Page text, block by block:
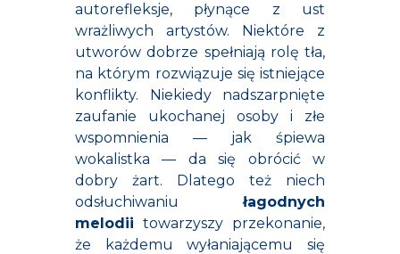
autorefleksje, płynące z ust
wrażliwych artystów. Niektóre z
utworów dobrze spełniają rolę tła,
na którym rozwiązuje się istniejące
konflikty. Niekiedy nadszarpnięte
zaufanie ukochanej osoby i złe
wspomnienia — jak śpiewa
wokalistka — da się obrócić w
dobry żart. Dlatego też niech
odsłuchiwaniułagodnych
melodii towarzyszy przekonanie,
że każdemu wyłaniającemu się